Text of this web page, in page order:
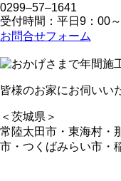
0299‒57‒1641
受付時間：平日9：00
お問合せフォーム
皆様のお家にお伺いい
＜茨城県＞
常陸太田市・東海村・
市・つくばみらい市・